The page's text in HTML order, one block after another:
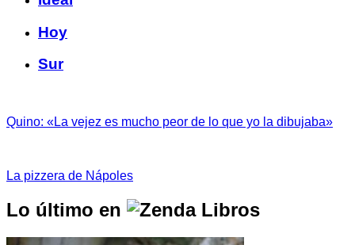
Hoy
Sur
Quino: «La vejez es mucho peor de lo que yo la dibujaba»
La pizzera de Nápoles
Lo último en